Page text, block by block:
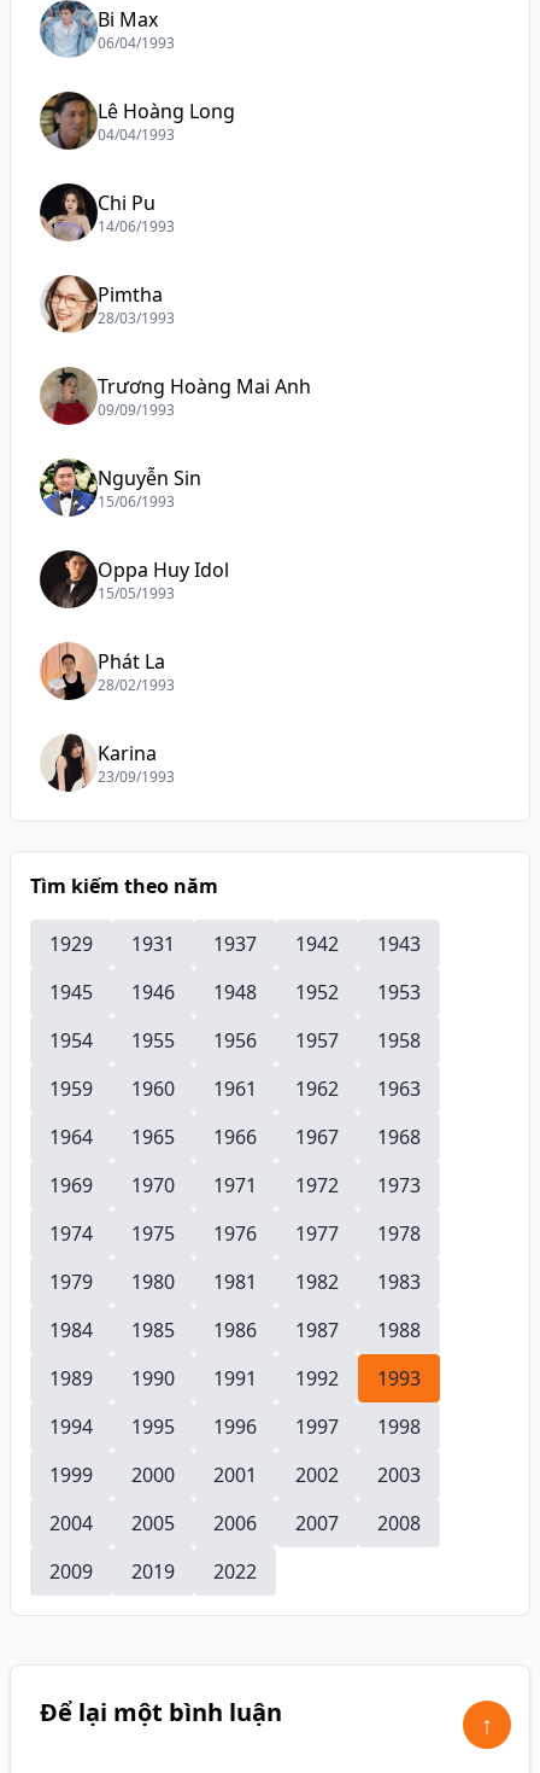
Bi Max
06/04/1993
Lê Hoàng Long
04/04/1993
Chi Pu
14/06/1993
Pimtha
28/03/1993
Trương Hoàng Mai Anh
09/09/1993
Nguyễn Sin
15/06/1993
Oppa Huy Idol
15/05/1993
Phát La
28/02/1993
Karina
23/09/1993
Tìm kiếm theo năm
1929 1931 1937 1942
1943
1945
1946 1948 1952
1953
1954
1955 1956 1957
1958
1959
1960 1961 1962
1963
1964
1965 1966 1967
1968
1969
1970 1971 1972
1973
1974
1975 1976 1977
1978
1979
1980 1981 1982
1983
1984
1985 1986 1987
1988
1989
1990 1991 1992
1993
1994
1995 1996 1997
1998
1999
2000 2001 2002
2003
2004
2005 2006 2007
2008
2009
2019 2022
Để lại một bình luận ↑